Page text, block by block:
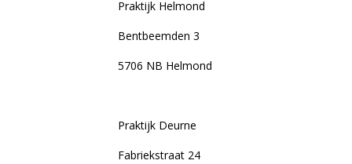
Praktijk Helmond
Bentbeemden 3
5706 NB Helmond
Praktijk Deurne
Fabriekstraat 24